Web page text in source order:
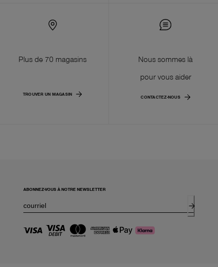
Plus de 70 magasins
TROUVER UN MAGASIN
Nous sommes là
pour vous aider
CONTACTEZ-NOUS
ABONNEZ-VOUS À NOTRE NEWSLETTER